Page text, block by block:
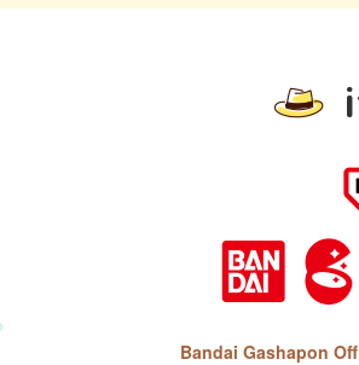
Bandai Gashapon